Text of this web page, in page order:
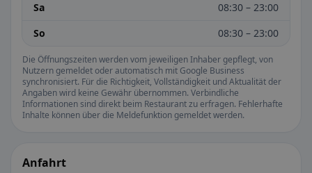
Sa
08:30 – 23:00
So
08:30 – 23:00
Die Öffnungszeiten werden vom jeweiligen Inhaber gepflegt, von
Nutzern gemeldet oder automatisch mit Google Business
synchronisiert. Für die Richtigkeit, Vollständigkeit und Aktualität der
Angaben wird keine Gewähr übernommen. Verbindliche
Informationen sind direkt beim Restaurant zu erfragen. Fehlerhafte
Inhalte können über die Meldefunktion gemeldet werden.
Anfahrt